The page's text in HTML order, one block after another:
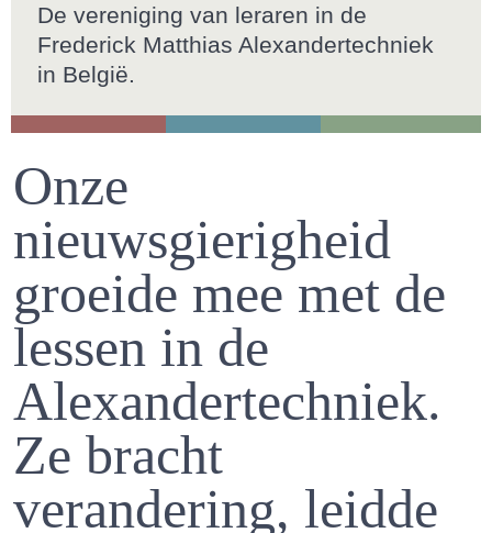
De vereniging van leraren in de
Frederick Matthias Alexandertechniek
in België.
Onze
nieuwsgierigheid
groeide mee met de
lessen in de
Alexandertechniek.
Ze bracht
verandering, leidde